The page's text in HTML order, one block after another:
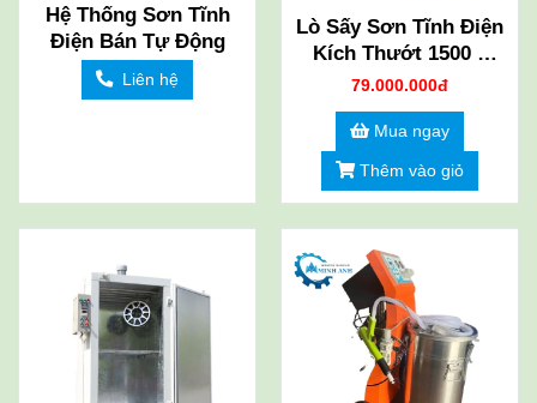
Hệ Thống Sơn Tĩnh
Điện Bán Tự Động
Liên hệ
Lò Sấy Sơn Tĩnh Điện
Kích Thướt 1500 x
2000 x 3000mm
79.000.000đ
Mua ngay
Thêm vào giỏ